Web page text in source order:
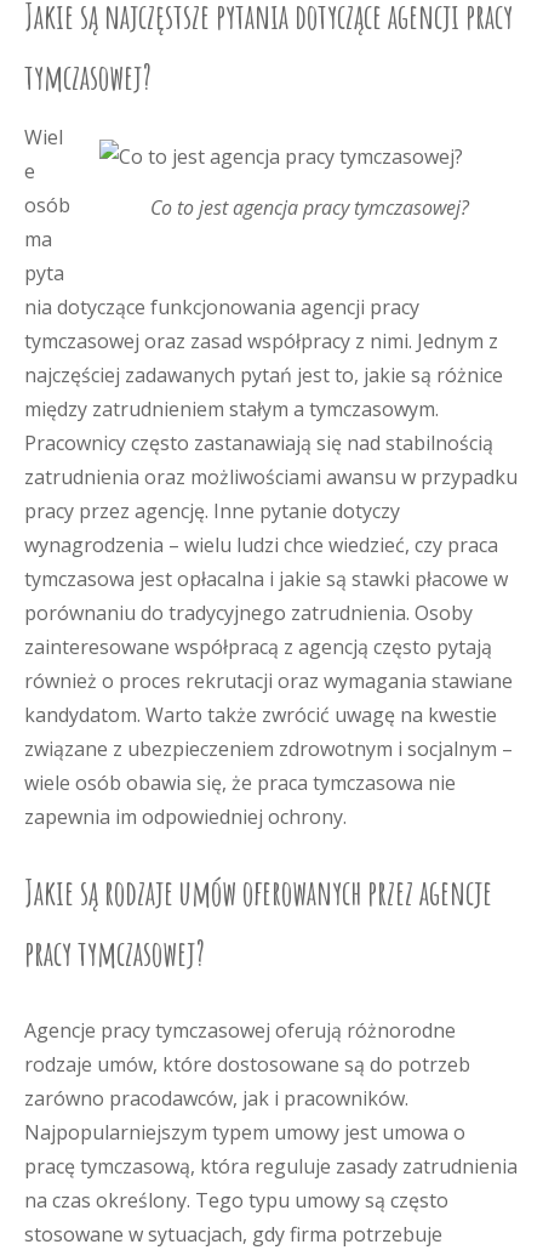
Jakie są najczęstsze pytania dotyczące agencji pracy
tymczasowej?
Co to jest agencja pracy tymczasowej?
Wiel
e
osób
ma
pyta
nia dotyczące funkcjonowania agencji pracy
tymczasowej oraz zasad współpracy z nimi. Jednym z
najczęściej zadawanych pytań jest to, jakie są różnice
między zatrudnieniem stałym a tymczasowym.
Pracownicy często zastanawiają się nad stabilnością
zatrudnienia oraz możliwościami awansu w przypadku
pracy przez agencję. Inne pytanie dotyczy
wynagrodzenia – wielu ludzi chce wiedzieć, czy praca
tymczasowa jest opłacalna i jakie są stawki płacowe w
porównaniu do tradycyjnego zatrudnienia. Osoby
zainteresowane współpracą z agencją często pytają
również o proces rekrutacji oraz wymagania stawiane
kandydatom. Warto także zwrócić uwagę na kwestie
związane z ubezpieczeniem zdrowotnym i socjalnym –
wiele osób obawia się, że praca tymczasowa nie
zapewnia im odpowiedniej ochrony.
Jakie są rodzaje umów oferowanych przez agencje
pracy tymczasowej?
Agencje pracy tymczasowej oferują różnorodne
rodzaje umów, które dostosowane są do potrzeb
zarówno pracodawców, jak i pracowników.
Najpopularniejszym typem umowy jest umowa o
pracę tymczasową, która reguluje zasady zatrudnienia
na czas określony. Tego typu umowy są często
stosowane w sytuacjach, gdy firma potrzebuje